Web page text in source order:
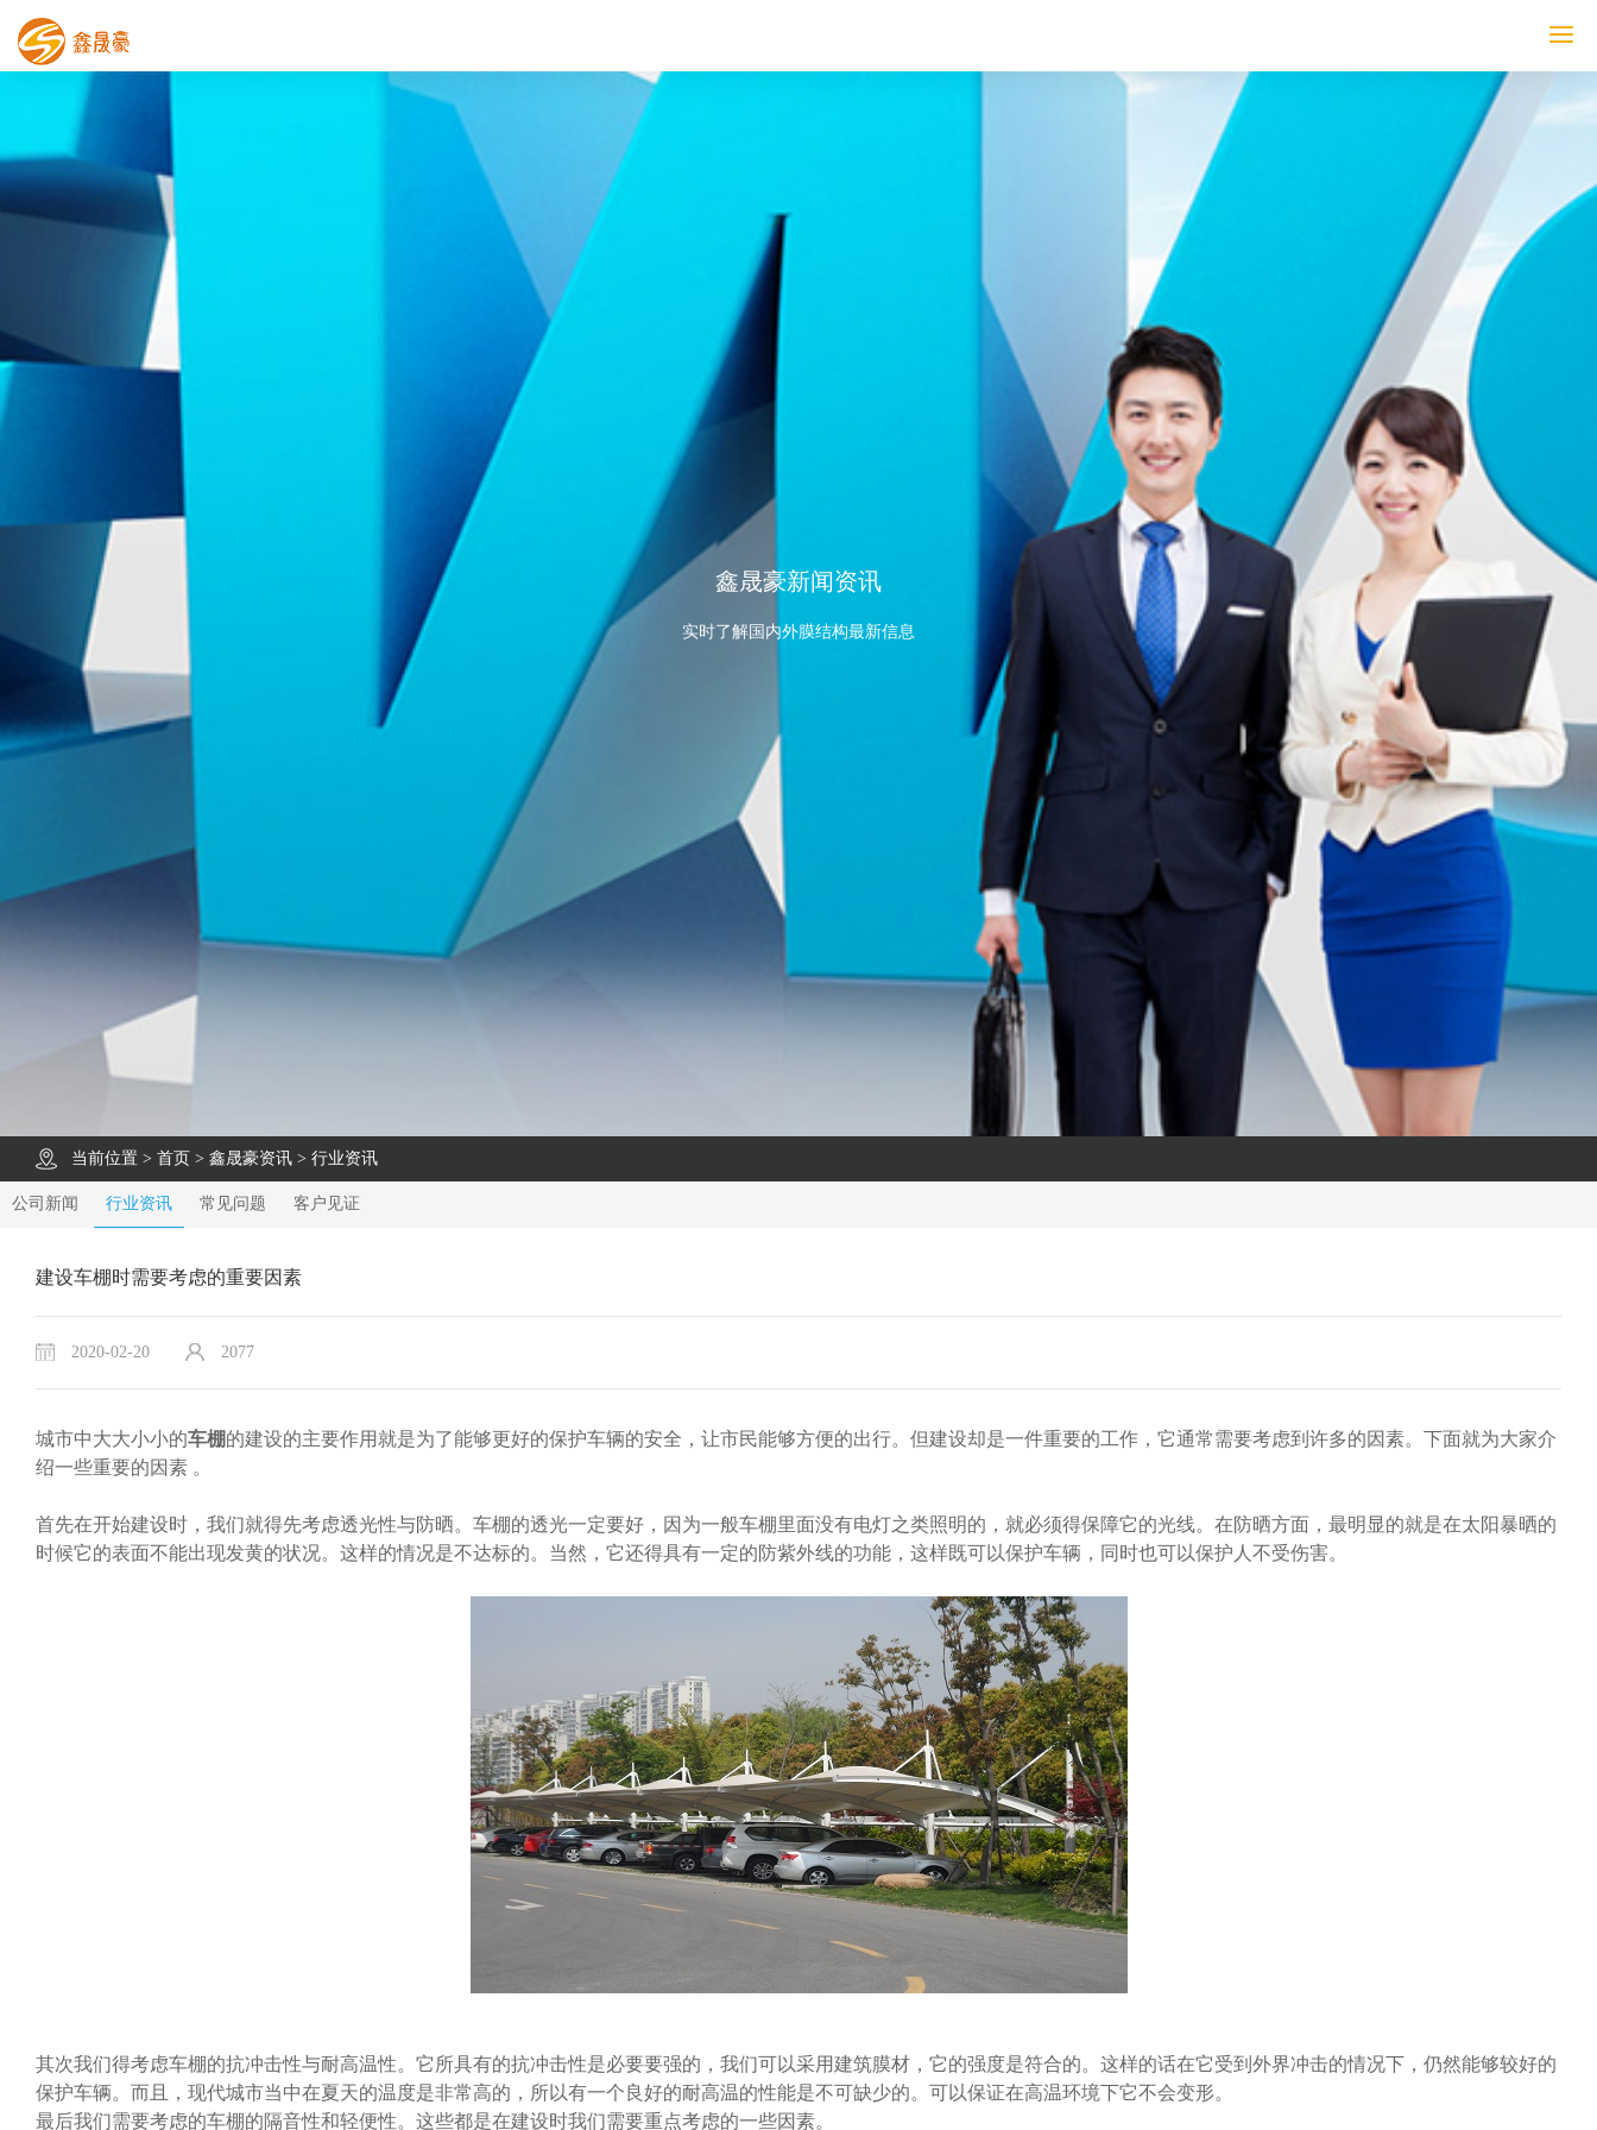
鑫晟豪新闻资讯
实时了解国内外膜结构最新信息
当前位置 > 首页 > 鑫晟豪资讯 > 行业资讯
公司新闻 行业资讯 常见问题 客户见证
建设车棚时需要考虑的重要因素
2020-02-20 2077
城市中大大小小的车棚的建设的主要作用就是为了能够更好的保护车辆的安全，让市民能够方便的出行。但建设却是一件重要的工作，它通常需要考虑到许多的因素。下面就为大家介
绍一些重要的因素 。
首先在开始建设时，我们就得先考虑透光性与防晒。车棚的透光一定要好，因为一般车棚里面没有电灯之类照明的，就必须得保障它的光线。在防晒方面，最明显的就是在太阳暴晒的
时候它的表面不能出现发黄的状况。这样的情况是不达标的。当然，它还得具有一定的防紫外线的功能，这样既可以保护车辆，同时也可以保护人不受伤害。
其次我们得考虑车棚的抗冲击性与耐高温性。它所具有的抗冲击性是必要要强的，我们可以采用建筑膜材，它的强度是符合的。这样的话在它受到外界冲击的情况下，仍然能够较好的
保护车辆。而且，现代城市当中在夏天的温度是非常高的，所以有一个良好的耐高温的性能是不可缺少的。可以保证在高温环境下它不会变形。
最后我们需要考虑的车棚的隔音性和轻便性。这些都是在建设时我们需要重点考虑的一些因素。